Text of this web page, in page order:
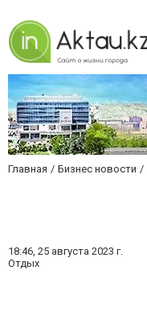
Главная Бизнес новости
18:46, 25 августа 2023 г.
Отдых